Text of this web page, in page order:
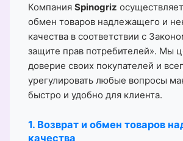
Компания Spinogriz
обмен товаров надлежащего и
качества в соответствии с
защите прав потребителей». Мы
доверие своих покупателей и
урегулировать любые вопросы
быстро и удобно для клиента.
1. Возврат и обмен товаров
качества